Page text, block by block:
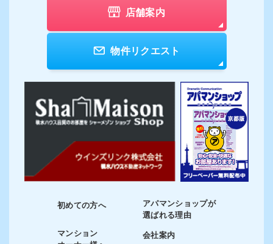
店舗案内
物件リクエスト
初めての方へ
マンション
アパマンショップが
選ばれる理由
会社案内